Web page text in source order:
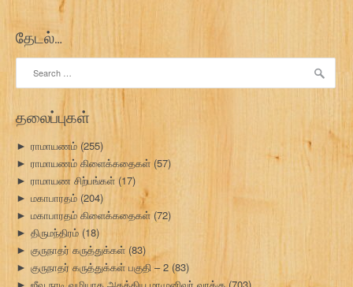
தேடல்…
தலைப்புகள்
► ராமாயணம் (255)
► ராமாயணம் கிளைக்கதைகள் (57)
► ராமாயண சிற்பங்கள் (17)
► மகாபாரதம் (204)
► மகாபாரதம் கிளைக்கதைகள்(72)
► திருமந்திரம் (18)
► குருநாதர் கருத்துக்கள் (83)
► குருநாதர் கருத்துக்கள் பகுதி – 2 (83)